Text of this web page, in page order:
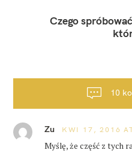
a
o
s
t
Czego
10
Zu KWI 17, 2016
Myślę, że część z tych